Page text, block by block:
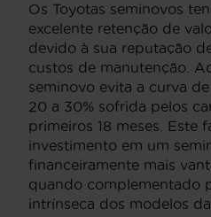
Os Toyotas seminovos
excelente retenção de
devido à sua reputação
custos de manutenção.
seminovo evita a curva
20 a 30% sofrida pelos
primeiros 18 meses. Este
investimento em um
financeiramente mais
quando complementado
intrínseca dos modelos da